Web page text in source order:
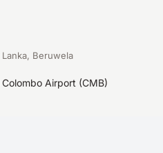
Beruwela
Airport (CMB)